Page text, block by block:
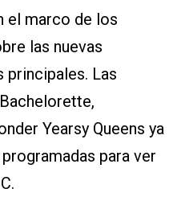
el marco de los
las nuevas
principales. Las
Yearsy Queens ya
para ver